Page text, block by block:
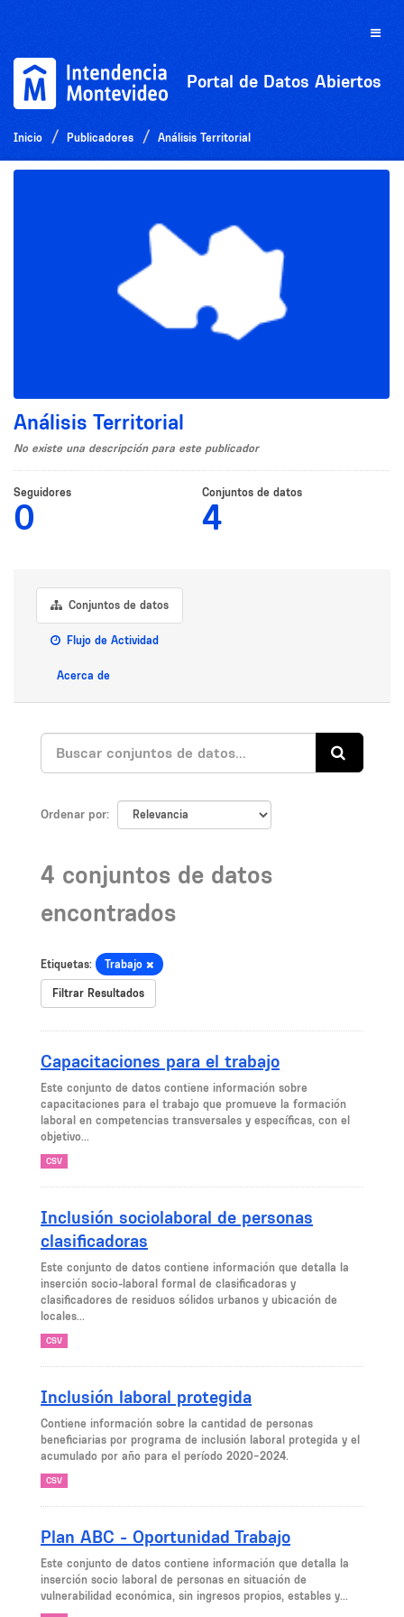
Toggle
Portal de Datos Abiertos
Inicio Publicadores Análisis Territorial
Análisis Territorial
No existe una descripción para este publicador
Seguidores
0
Conjuntos de datos
4
Conjuntos de datos
Flujo de Actividad
Acerca de
Ordenar por
4 conjuntos de datos
encontrados
Etiquetas: Trabajo
Filtrar Resultados
Capacitaciones para el trabajo
Este conjunto de datos contiene información sobre
capacitaciones para el trabajo que promueve la formación
laboral en competencias transversales y específicas, con el
objetivo...
CSV
Inclusión sociolaboral de personas
clasificadoras
Este conjunto de datos contiene información que detalla la
inserción socio-laboral formal de clasificadoras y
clasificadores de residuos sólidos urbanos y ubicación de
locales...
CSV
Inclusión laboral protegida
Contiene información sobre la cantidad de personas
beneficiarias por programa de inclusión laboral protegida y el
acumulado por año para el período 2020-2024.
CSV
Plan ABC - Oportunidad Trabajo
Este conjunto de datos contiene información que detalla la
inserción socio laboral de personas en situación de
vulnerabilidad económica, sin ingresos propios, estables y...